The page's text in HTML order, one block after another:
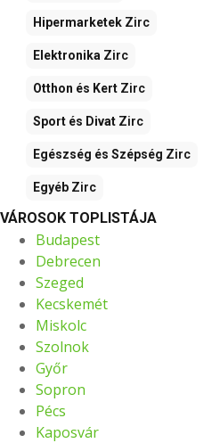
Hipermarketek Zirc
Elektronika Zirc
Otthon és Kert Zirc
Sport és Divat Zirc
Egészség és Szépség Zirc
Egyéb Zirc
VÁROSOK TOPLISTÁJA
Budapest
Debrecen
Szeged
Kecskemét
Miskolc
Szolnok
Győr
Sopron
Pécs
Kaposvár